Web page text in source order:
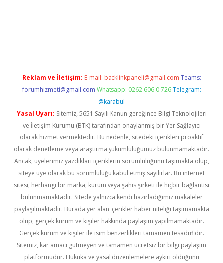
Reklam ve İletişim: E-mail: backlinkpaneli@gmail.com Teams:
forumhizmeti@gmail.com Whatsapp: 0262 606 0 726 Telegram:
@karabul
Yasal Uyarı: Sitemiz, 5651 Sayılı Kanun gereğince Bilgi Teknolojileri
ve İletişim Kurumu (BTK) tarafından onaylanmış bir Yer Sağlayıcı
olarak hizmet vermektedir. Bu nedenle, sitedeki içerikleri proaktif
olarak denetleme veya araştırma yükümlülüğümüz bulunmamaktadır.
Ancak, üyelerimiz yazdıkları içeriklerin sorumluluğunu taşımakta olup,
siteye üye olarak bu sorumluluğu kabul etmiş sayılırlar. Bu internet
sitesi, herhangi bir marka, kurum veya şahıs şirketi ile hiçbir bağlantısı
bulunmamaktadır. Sitede yalnızca kendi hazırladığımız makaleler
paylaşılmaktadır. Burada yer alan içerikler haber niteliği taşımamakta
olup, gerçek kurum ve kişiler hakkında paylaşım yapılmamaktadır.
Gerçek kurum ve kişiler ile isim benzerlikleri tamamen tesadüfidir.
Sitemiz, kar amacı gütmeyen ve tamamen ücretsiz bir bilgi paylaşım
platformudur. Hukuka ve yasal düzenlemelere aykırı olduğunu